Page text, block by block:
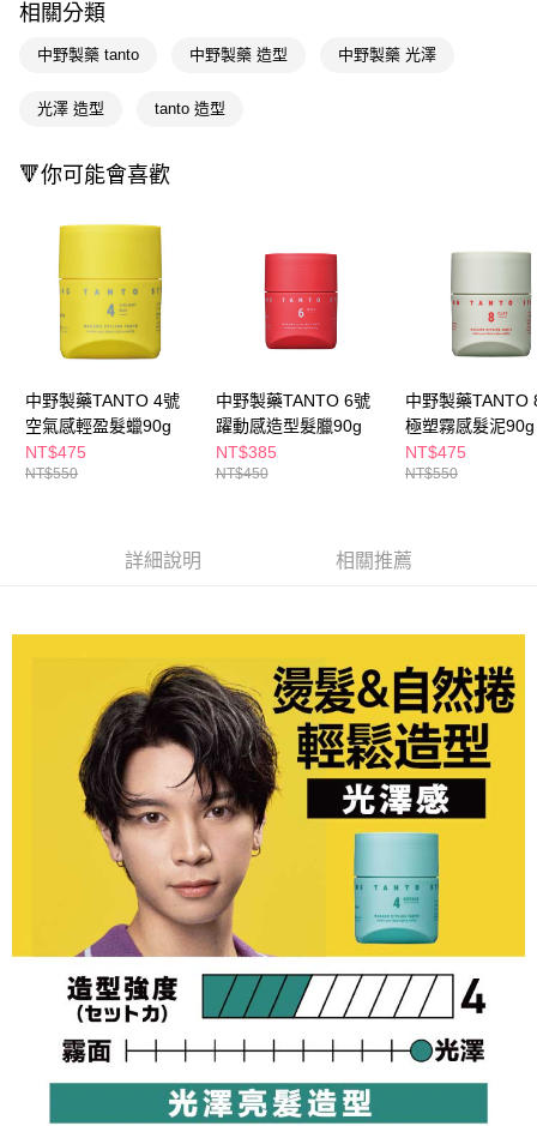
【關於「AFTEE先享後付」】
AFTEE先享後付是「在收到商品之後才付款」的支付方式。 讓您購物簡單
１．簡單：不需註冊會員、不需綁卡、不需儲值。
２．便利：只要手機號碼，簡訊認證，即可結帳。
【「AFTEE先享後付」結帳流程】
１．於結帳方式選擇「AFTEE先享後付」後，將跳轉至「AFTEE先享後付」
結帳頁面，進行簡訊認證並確認金額後，即可完成結帳。
２．訂單成立數日內，您將收到繳費通知簡訊。
３．收到繳費通知簡訊後14天內，點擊此簡訊中的連結，可透過四大超商／
ATM／網路銀行／等多元方式進行付款，方視為交易完成。
購買商品的店家。未經商家同意取消之訂單仍視為有效，需透過AFTEE先享
後付繳納相關費用。
※ 交易是否成功請以「AFTEE先享後付 」之結帳頁面顯示為準，若有關於
是否繳費成功／繳費後需取消欲退款等相關疑問，請聯繫「AFTEE先享後付
１．透過由恩沛科技股份有限公司提供之「AFTEE先享後付」服務完成之交
易，需依本服務之必要範圍內提供個人資料，並將交易相關給付款項請求債
https://aftee.tw/terms/#terms3
「AFTEE先享後付」，若未經同意申辦者引起之損失，本公司不負相關責
４．使用「AFTEE先享後付」時，將依據個別帳號之用戶狀況，依本公司即
時審查核予不同之上限額度；若仍有額度不足之情形，本公司將視審查結果
請求用戶進行身份認證。
５．嚴禁一人註冊多個帳號或使用他人資訊註冊。若發現惡意使用之情形，
恩沛科技股份有限公司將有權停止該用戶之使用額度並採取法律行動。
即享券
運送方式
每筆NT$65，滿NT$390(含以上)免運費
付款後全家取貨
每筆NT$65，滿NT$390(含以上)免運費
每筆NT$65，滿NT$490(含以上)免運費
付款後萊爾富取貨
每筆NT$65，滿NT$490(含以上)免運費
每筆NT$65，滿NT$490(含以上)免運費
每筆NT$100，滿NT$790(含以上)免運費
付款後寶雅門市自取(由倉庫統一出貨)
每筆NT$80，滿NT$290(含以上)免運費
相關分類
中野製藥 tanto 中野製藥 造型 中野製藥 光澤
光澤 造型 tanto 造型
🔻你可能會喜歡
中野製藥TANTO 4號
空氣感輕盈髮蠟90g
NT$475
NT$550
中野製藥TANTO 6號
躍動感造型髮臘90g
NT$385
NT$450
中野製藥TANTO
極塑霧感髮泥90g
NT$475
NT$550
詳細說明 相關推薦